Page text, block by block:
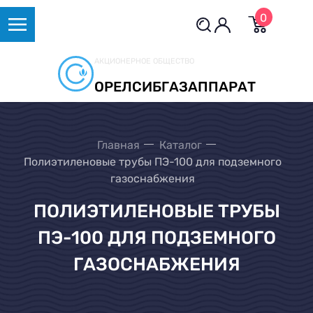
0
АКЦИОНЕРНОЕ ОБЩЕСТВО
ОРЕЛСИБГАЗАППАРАТ
Главная
Каталог
Полиэтиленовые трубы ПЭ-100 для подземного
газоснабжения
ПОЛИЭТИЛЕНОВЫЕ ТРУБЫ
ПЭ-100 ДЛЯ ПОДЗЕМНОГО
ГАЗОСНАБЖЕНИЯ